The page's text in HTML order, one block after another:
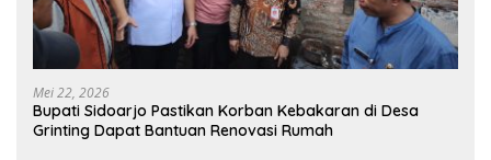
Mei 22, 2026
Bupati Sidoarjo Pastikan Korban Kebakaran di Desa
Grinting Dapat Bantuan Renovasi Rumah